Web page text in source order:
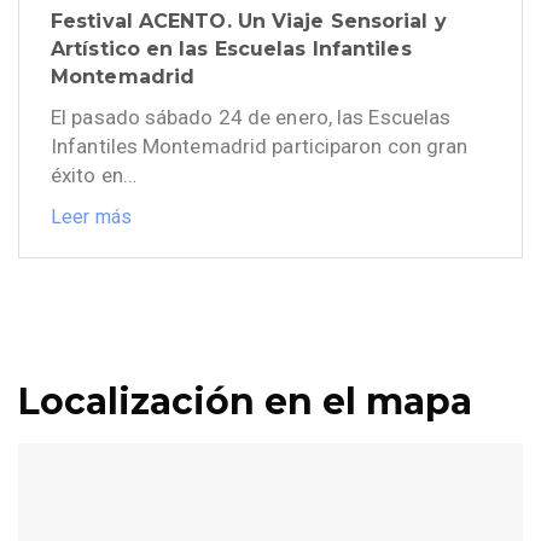
Festival ACENTO. Un Viaje Sensorial y
Artístico en las Escuelas Infantiles
Montemadrid
El pasado sábado 24 de enero, las Escuelas
Infantiles Montemadrid participaron con gran
éxito en…
Leer más
Localización en el mapa